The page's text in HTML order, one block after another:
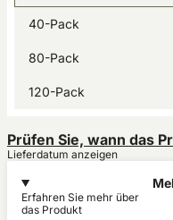
40-Pack
80-Pack
120-Pack
Prüfen Sie, wann das
Lieferdatum anzeigen
Erfahren Sie mehr über
das Produkt